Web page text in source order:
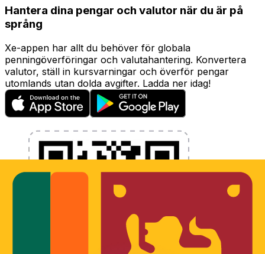
Hantera dina pengar och valutor när du är på
språng
Xe-appen har allt du behöver för globala
penningöverföringar och valutahantering. Konvertera
valutor, ställ in kursvarningar och överför pengar
utomlands utan dolda avgifter. Ladda ner idag!